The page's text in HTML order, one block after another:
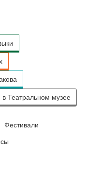
в Театральном музее
Фестивали